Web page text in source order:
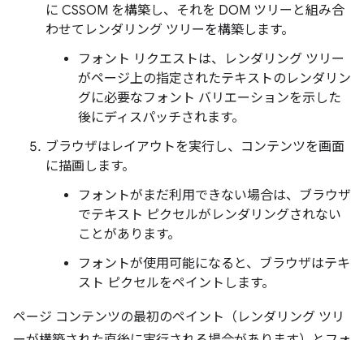
に CSSOM を構築し、それを DOM ツリーと組み合
わせてレンダリング ツリーを構築します。
フォント リクエストは、レンダリング ツリー
がページ上の指定されたテキストのレンダリン
グに必要なフォント バリエーションを示した
後にディスパッチされます。
ブラウザはレイアウトを実行し、コンテンツを画面
に描画します。
フォントがまだ利用できない場合は、ブラウザ
でテキスト ピクセルがレンダリングされない
ことがあります。
フォントが使用可能になると、ブラウザはテキ
スト ピクセルをペイントします。
ページ コンテンツの最初のペイント（レンダリング ツリ